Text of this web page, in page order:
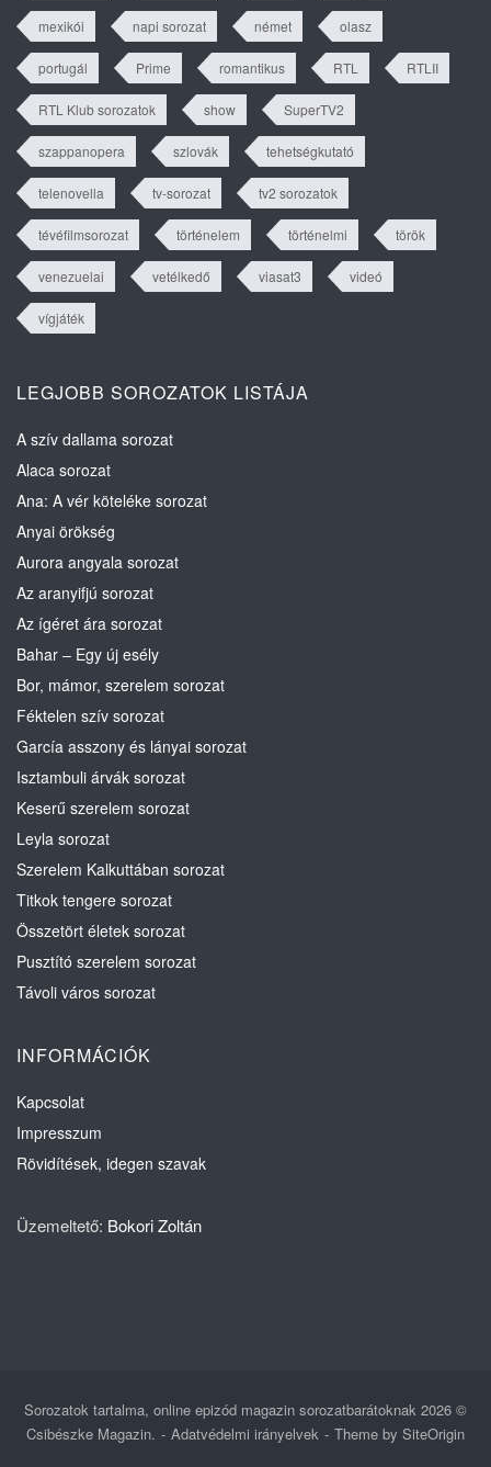
mexikói napi sorozat német olasz
portugál Prime romantikus RTL RTLII
RTL Klub sorozatok show SuperTV2
szappanopera szlovák tehetségkutató
telenovella tv-sorozat tv2 sorozatok
tévéfilmsorozat történelem történelmi török
venezuelai vetélkedő viasat3 videó
vígjáték
LEGJOBB SOROZATOK LISTÁJA
A szív dallama sorozat
Alaca sorozat
Ana: A vér köteléke sorozat
Anyai örökség
Aurora angyala sorozat
Az aranyifjú sorozat
Az ígéret ára sorozat
Bahar – Egy új esély
Bor, mámor, szerelem sorozat
Féktelen szív sorozat
García asszony és lányai sorozat
Isztambuli árvák sorozat
Keserű szerelem sorozat
Leyla sorozat
Szerelem Kalkuttában sorozat
Titkok tengere sorozat
Összetört életek sorozat
Pusztító szerelem sorozat
Távoli város sorozat
INFORMÁCIÓK
Kapcsolat
Impresszum
Rövidítések, idegen szavak
Üzemeltető: Bokori Zoltán
Sorozatok tartalma, online epizód magazin sorozatbarátoknak 2026 ©
Csibészke Magazin.
Adatvédelmi irányelvek Theme by SiteOrigin